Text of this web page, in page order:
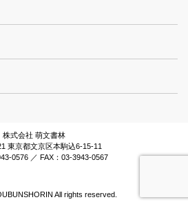
株式会社 萌文書林
東京都文京区本駒込6-15-11
0576 ／ FAX：03-3943-0567
All rights reserved.